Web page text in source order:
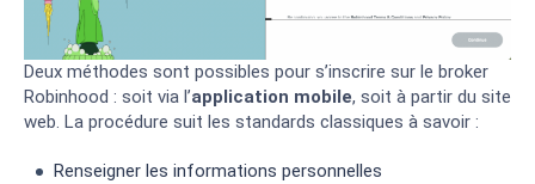
Deux méthodes sont possibles pour s’inscrire sur le broker
Robinhood : soit via l’application mobile, soit à partir du site
web. La procédure suit les standards classiques à savoir :
Renseigner les informations personnelles